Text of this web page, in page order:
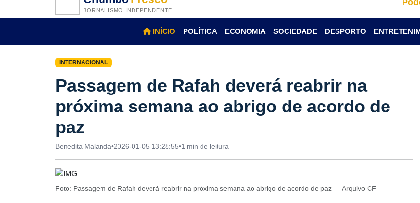
JORNALISMO INDEPENDENTE
INÍCIO POLÍTICA ECONOMIA SOCIEDADE DESPORTO
INTERNACIONAL
Passagem de Rafah deverá reabrir na
próxima semana ao abrigo de acordo de
paz
Benedita Malanda•2026-01-05 13:28:55•1 min de leitura
Foto: Passagem de Rafah deverá reabrir na próxima semana ao abrigo de acordo de paz — Arquivo CF